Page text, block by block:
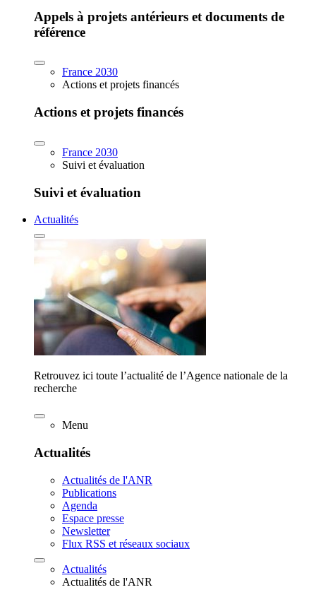
Appels à projets antérieurs et documents de
référence
France 2030
Actions et projets financés
Actions et projets financés
France 2030
Suivi et évaluation
Suivi et évaluation
Actualités
Retrouvez ici toute l’actualité de l’Agence nationale de la
recherche
Menu
Actualités
Actualités de l'ANR
Publications
Agenda
Espace presse
Newsletter
Flux RSS et réseaux sociaux
Actualités
Actualités de l'ANR